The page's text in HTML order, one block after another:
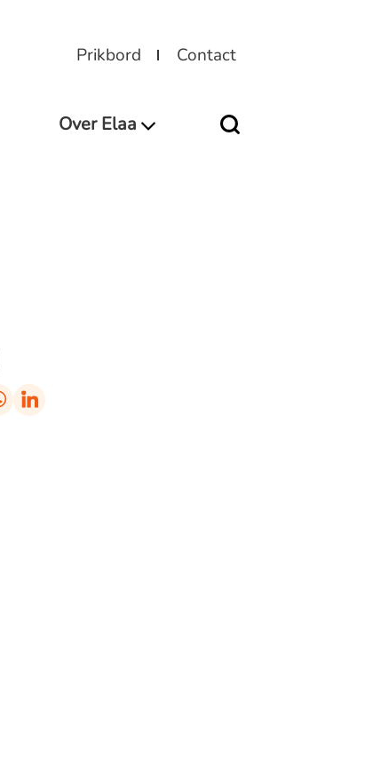
Prikbord Contact
Over Elaa